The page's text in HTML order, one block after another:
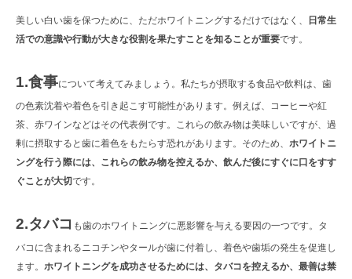
美しい白い歯を保つために、ただホワイトニングするだけではなく、
日常生
活での意識や行動が大きな役割を果たすことを知ることが重要です。
1.食事について考えてみましょう。私たちが摂取する食品や飲料は、歯
の色素沈着や着色を引き起こす可能性があります。例えば、コーヒーや紅
茶、赤ワインなどはその代表例です。これらの飲み物は美味しいですが、過
剰に摂取すると歯に着色をもたらす恐れがあります。そのため、 ホワイトニ
ングを行う際には、これらの飲み物を控えるか、飲んだ後にすぐに口をすす
ぐことが大切です。
2.タバコ も歯のホワイトニングに悪影響を与える要因の一つです。タ
バコに含まれるニコチンやタールが歯に付着し、着色や歯垢の発生を促進し
ます。 ホワイトニングを成功させるためには、タバコを控えるか、最善は禁